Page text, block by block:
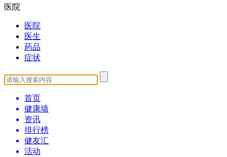
医院
医院
医生
药品
症状
首页
健康墙
资讯
排行榜
健友汇
活动